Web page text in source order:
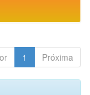
1 Próxima